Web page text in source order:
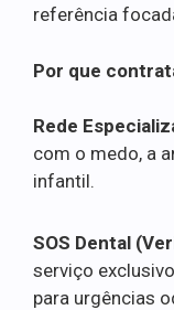
referência
Por que
Rede
com o medo, a
infantil.
SOS Dental
serviço
para urgências